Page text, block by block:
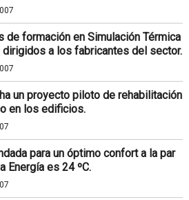
de formación en Simulación Térmica
a los fabricantes del sector.
un proyecto piloto de rehabilitación
en los edificios.
para un óptimo confort a la par
Energía es 24 ºC.